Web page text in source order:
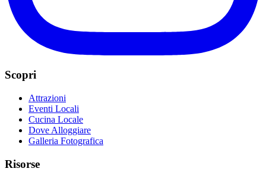
Scopri
Attrazioni
Eventi Locali
Cucina Locale
Dove Alloggiare
Galleria Fotografica
Risorse